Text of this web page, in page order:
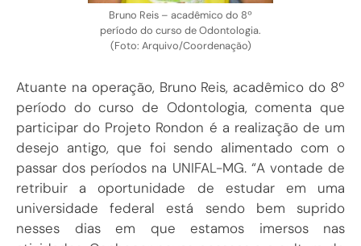
Bruno Reis – acadêmico do 8º
período do curso de Odontologia.
(Foto: Arquivo/Coordenação)
Atuante na operação, Bruno Reis, acadêmico do 8º
período do curso de Odontologia, comenta que
participar do Projeto Rondon é a realização de um
desejo antigo, que foi sendo alimentado com o
passar dos períodos na UNIFAL-MG. “A vontade de
retribuir a oportunidade de estudar em uma
universidade federal está sendo bem suprido
nesses dias em que estamos imersos nas